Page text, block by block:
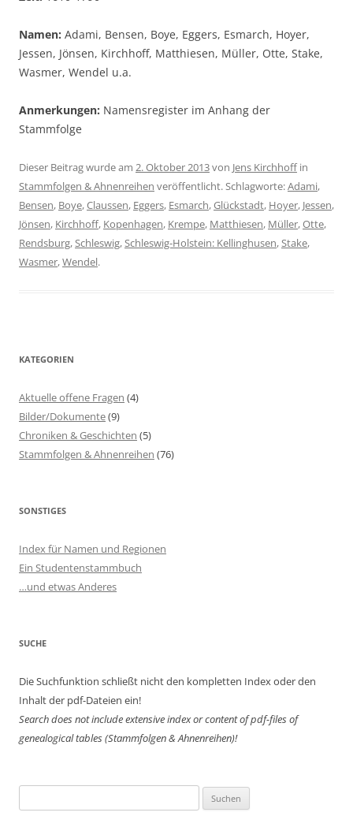
Namen: Adami, Bensen, Boye, Eggers, Esmarch, Hoyer,
Jessen, Jönsen, Kirchhoff, Matthiesen, Müller, Otte, Stake,
Wasmer, Wendel u.a.
Anmerkungen: Namensregister im Anhang der
Stammfolge
Dieser Beitrag wurde am 2. Oktober 2013von Jens Kirchhoffin
Stammfolgen & Ahnenreihen veröffentlicht. Schlagworte:Adami,
Bensen, Boye,Claussen, Eggers, Esmarch,Glückstadt, Hoyer, Jessen,
Jönsen, Kirchhoff, Kopenhagen, Krempe, Matthiesen, Müller,Otte,
Rendsburg,Schleswig,Schleswig-Holstein: Kellinghusen,Stake,
Wasmer,Wendel.
KATEGORIEN
Aktuelle offene Fragen (4)
Bilder/Dokumente(9)
Chroniken & Geschichten (5)
Stammfolgen & Ahnenreihen (76)
SONSTIGES
Index für Namen und Regionen
Ein Studentenstammbuch
…und etwas Anderes
SUCHE
Die Suchfunktion schließt nicht den kompletten Index oder den
Inhalt der pdf-Dateien ein!
Search does not include extensive index or content ofpdf-files of
genealogical tables (Stammfolgen & Ahnenreihen)!
nach: